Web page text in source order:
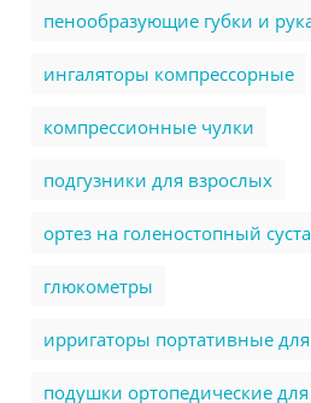
пенообразующие губки и
ингаляторы компрессорные
компрессионные чулки
подгузники для взрослых
ортез на голеностопный
глюкометры
ирригаторы портативные
подушки ортопедические